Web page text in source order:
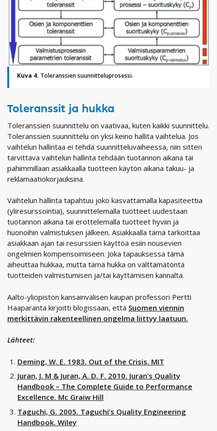
Kuva 4. Toleranssien suunnitteluprosessi.
Toleranssit ja hukka
Toleranssien suunnittelu on vaativaa, kuten kaikki suunnittelu.
Toleranssien suunnittelu on yksi keino hallita vaihtelua. Jos
vaihtelun hallintaa ei tehdä suunnitteluvaiheessa, niin sitten
tarvittava vaihtelun hallinta tehdään tuotannon aikana tai
pahimmillaan asiakkaalla tuotteen käytön aikana takuu- ja
reklamaatiokorjauksina.
Vaihtelun hallinta tapahtuu joko kasvattamalla kapasiteettia
(yliresurssointia), suunnittelemalla tuotteet uudestaan
tuotannon aikana tai erottelemalla tuotteet hyviin ja
huonoihin valmistuksen jälkeen. Asiakkaalla tämä tarkoittaa
asiakkaan ajan tai resurssien käyttöä esiin nousevien
ongelmien kompensoimiseen. Joka tapauksessa tämä
aiheuttaa hukkaa, mutta tämä hukka on välttämätöntä
tuotteiden valmistumisen ja/tai käyttämisen kannalta.
Aalto-yliopiston kansainvälisen kaupan professori Pertti
Haaparanta kirjoitti blogissaan, että Suomen viennin
merkittävin rakenteellinen ongelma liittyy laatuun.
Lähteet:
Deming, W. E. 1983. Out of the Crisis. MIT
Juran, J. M & Juran, A. D. F. 2010. Juran’s Quality
Handbook – The Complete Guide to Performance
Excellence. Mc Graiw Hill
Taguchi, G. 2005. Taguchi’s Quality Engineering
Handbook. Wiley